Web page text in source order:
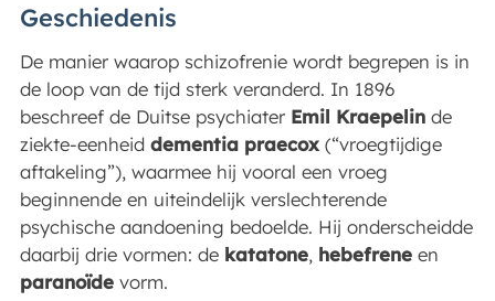
Geschiedenis
De manier waarop schizofrenie wordt begrepen is in
de loop van de tijd sterk veranderd. In 1896
beschreef de Duitse psychiater Emil Kraepelinde
ziekte-eenheid dementia praecox(“vroegtijdige
aftakeling”), waarmee hij vooral een vroeg
beginnende en uiteindelijk verslechterende
psychische aandoening bedoelde. Hij onderscheidde
daarbij drie vormen: de katatone, hebefreneen
paranoïdevorm.